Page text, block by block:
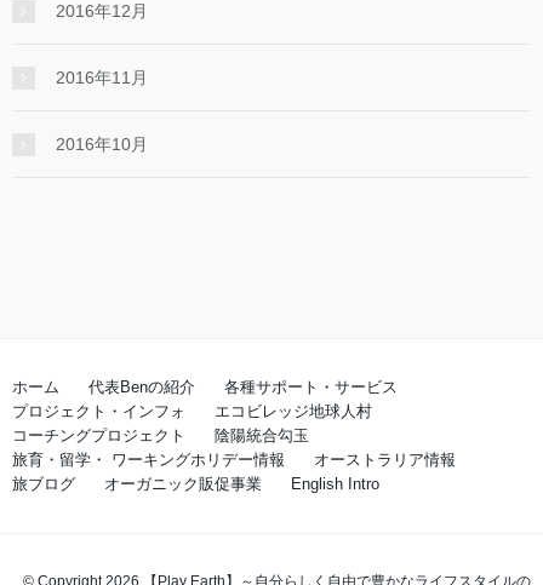
2016年12月
2016年11月
2016年10月
ホーム 代表Benの紹介
各種サポート・サービス
プロジェクト・インフォ
エコビレッジ地球人村
コーチングプロジェクト
陰陽統合勾玉
旅育・留学・ ワーキングホリデー情報
オーストラリア情報
旅ブログ
オーガニック販促事業 English Intro